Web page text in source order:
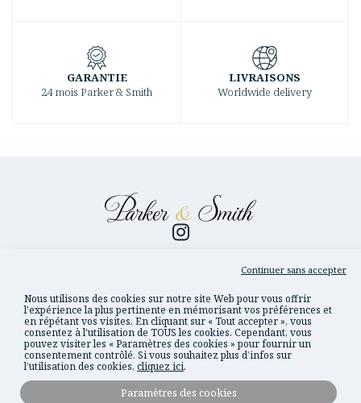
GARANTIE
24 mois Parker & Smith
LIVRAISONS
Worldwide delivery
Nous contacter
Conditions générales de vente
Politique de confidentialité
Mentions légales
Expédition et livraison
Modes de paiement
Nous utilisons des cookies sur notre site Web pour vous offrir
l'expérience la plus pertinente en mémorisant vos préférences et
en répétant vos visites. En cliquant sur « Tout accepter », vous
consentez à l'utilisation de TOUS les cookies. Cependant, vous
pouvez visiter les « Paramètres des cookies » pour fournir un
consentement contrôlé. Si vous souhaitez plus d’infos sur
l’utilisation des cookies, cliquez ici.
Continuer sans accepter
Paramètres des cookies